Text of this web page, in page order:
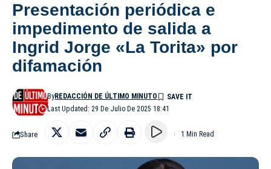
Presentación periódica e
impedimento de salida a
Ingrid Jorge «La Torita» por
difamación
Last Updated: 29 De Julio De 2025 18:41
ByREDACCIÓN DE ÚLTIMO MINUTO
Share 1 Min Read